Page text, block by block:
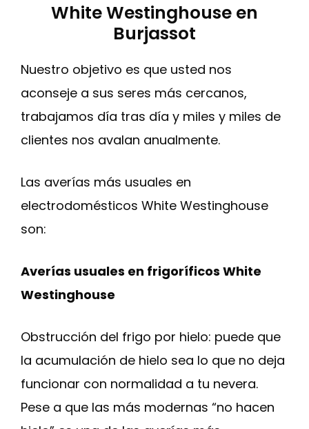
White Westinghouse en
Burjassot
Nuestro objetivo es que usted nos
aconseje a sus seres más cercanos,
trabajamos día tras día y miles y miles de
clientes nos avalan anualmente.
Las averías más usuales en
electrodomésticos White Westinghouse
son:
Averías usuales en frigoríficos White
Westinghouse
Obstrucción del frigo por hielo: puede que
la acumulación de hielo sea lo que no deja
funcionar con normalidad a tu nevera.
Pese a que las más modernas “no hacen